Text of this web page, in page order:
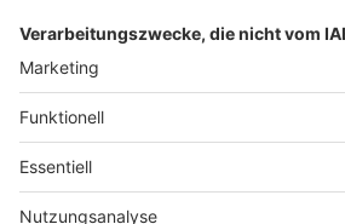
Anzeige